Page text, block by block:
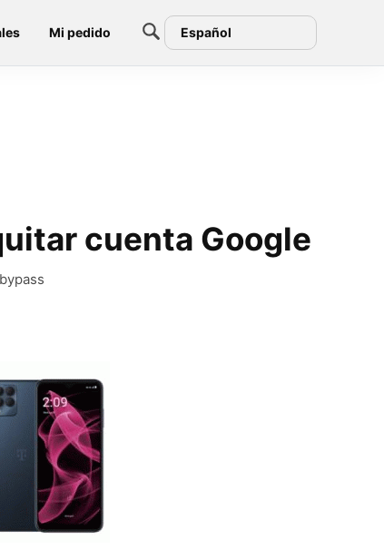
Mi pedido Español
cuenta Google